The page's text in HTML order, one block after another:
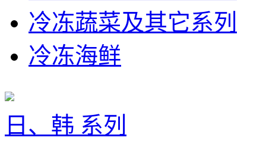
冷冻蔬菜及其它系列
冷冻海鲜
日、韩 系列